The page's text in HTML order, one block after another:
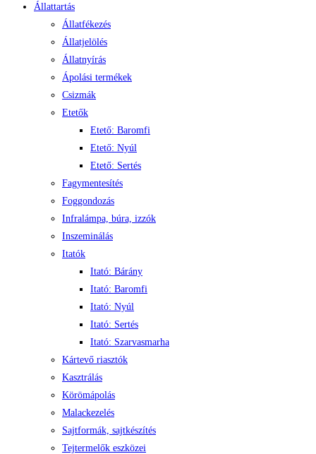
Állattartás
Állatfékezés
Állatjelölés
Állatnyírás
Ápolási termékek
Csizmák
Etetők
Etető: Baromfi
Etető: Nyúl
Etető: Sertés
Fagymentesítés
Foggondozás
Infralámpa, búra, izzók
Inszeminálás
Itatók
Itató: Bárány
Itató: Baromfi
Itató: Nyúl
Itató: Sertés
Itató: Szarvasmarha
Kártevő riasztók
Kasztrálás
Körömápolás
Malackezelés
Sajtformák, sajtkészítés
Tejtermelők eszközei